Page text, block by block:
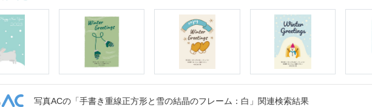
写真ACの「手書き重線正方形と雪の結晶のフレーム：白」関連検索結果